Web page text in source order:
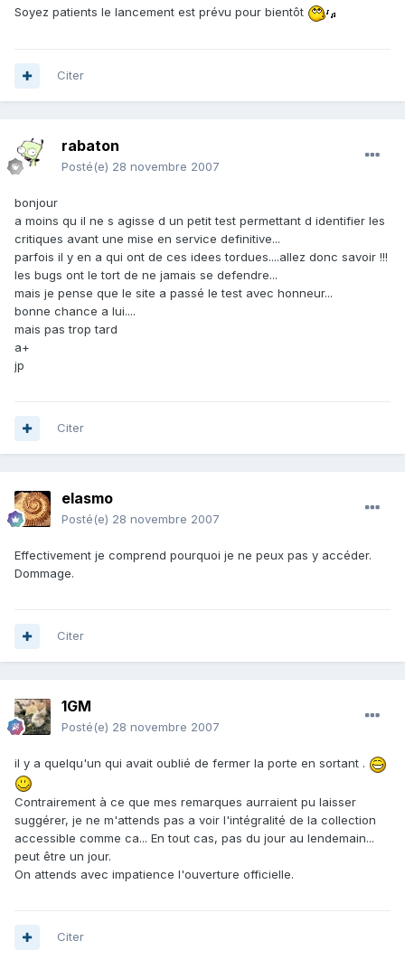
Soyez patients le lancement est prévu pour bientôt
Citer
rabaton
Posté(e) 28 novembre 2007
bonjour
a moins qu il ne s agisse d un petit test permettant d identifier les
critiques avant une mise en service definitive...
parfois il y en a qui ont de ces idees tordues....allez donc savoir !!!
les bugs ont le tort de ne jamais se defendre...
mais je pense que le site a passé le test avec honneur...
bonne chance a lui....
mais pas trop tard
a+
jp
Citer
elasmo
Posté(e) 28 novembre 2007
Effectivement je comprend pourquoi je ne peux pas y accéder.
Dommage.
Citer
1GM
Posté(e) 28 novembre 2007
il y a quelqu'un qui avait oublié de fermer la porte en sortant .
Contrairement à ce que mes remarques aurraient pu laisser
suggérer, je ne m'attends pas a voir l'intégralité de la collection
accessible comme ca... En tout cas, pas du jour au lendemain...
peut être un jour.
On attends avec impatience l'ouverture officielle.
Citer